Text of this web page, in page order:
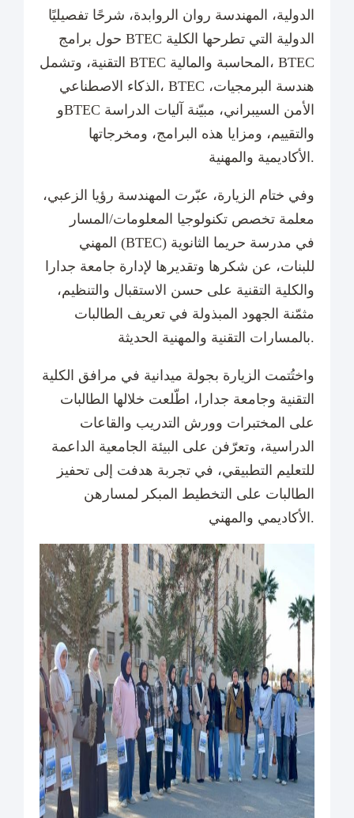
الدولية، المهندسة روان الروابدة، شرحًا تفصيليًا
حول برامج BTEC الدولية التي تطرحها الكلية
التقنية، وتشمل BTEC المحاسبة والمالية، BTEC
الذكاء الاصطناعي، BTEC هندسة البرمجيات،
وBTEC الأمن السيبراني، مبيّنة آليات الدراسة
والتقييم، ومزايا هذه البرامج، ومخرجاتها
الأكاديمية والمهنية.
وفي ختام الزيارة، عبّرت المهندسة رؤيا الزعبي،
معلمة تخصص تكنولوجيا المعلومات/المسار
المهني (BTEC) في مدرسة حريما الثانوية
للبنات، عن شكرها وتقديرها لإدارة جامعة جدارا
والكلية التقنية على حسن الاستقبال والتنظيم،
مثمّنة الجهود المبذولة في تعريف الطالبات
بالمسارات التقنية والمهنية الحديثة.
واختُتمت الزيارة بجولة ميدانية في مرافق الكلية
التقنية وجامعة جدارا، اطّلعت خلالها الطالبات
على المختبرات وورش التدريب والقاعات
الدراسية، وتعرّفن على البيئة الجامعية الداعمة
للتعليم التطبيقي، في تجربة هدفت إلى تحفيز
الطالبات على التخطيط المبكر لمسارهن
الأكاديمي والمهني.